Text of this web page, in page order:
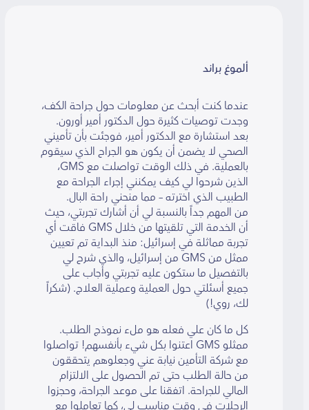
ألموغ براند
عندما كنت أبحث عن معلومات حول جراحة الكف،
وجدت توصيات كثيرة حول الدكتور أمير أورون.
بعد استشارة مع الدكتور أمير، فوجئت بأن تأميني
الصحي لا يضمن أن يكون هو الجراح الذي سيقوم
بالعملية. في ذلك الوقت تواصلت مع GMS،
الذين شرحوا لي كيف يمكنني إجراء الجراحة مع
الطبيب الذي اخترته – مما منحني راحة البال.
من المهم جداً بالنسبة لي أن أشارك تجربتي، حيث
أن الخدمة التي تلقيتها من خلال GMS فاقت أي
تجربة مماثلة في إسرائيل: منذ البداية تم تعيين
ممثل من GMS من إسرائيل، والذي شرح لي
بالتفصيل ما ستكون عليه تجربتي وأجاب على
جميع أسئلتي حول العملية وعملية العلاج. (شكراً
لك، روي!)
كل ما كان علي فعله هو ملء نموذج الطلب.
ممثلو GMS اعتنوا بكل شيء بأنفسهم! تواصلوا
مع شركة التأمين نيابة عني وجعلوهم يتحققون
من حالة الطلب حتى تم الحصول على الالتزام
المالي للجراحة. اتفقنا على موعد الجراحة، وحجزوا
الرحلات في وقت مناسب لي، كما تعاملوا مع